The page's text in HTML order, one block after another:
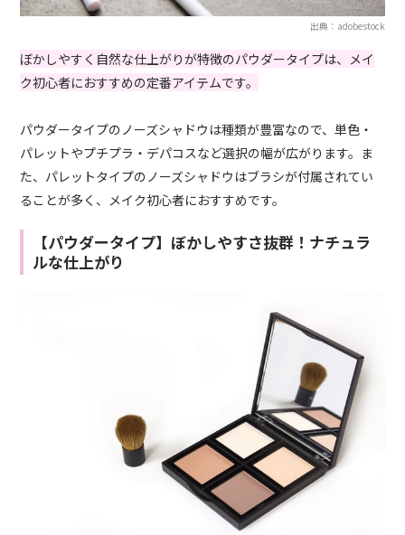
出典：adobestock
ぼかしやすく自然な仕上がりが特徴のパウダータイプは、メイ
ク初心者におすすめの定番アイテムです。
パウダータイプのノーズシャドウは種類が豊富なので、単色・
パレットやプチプラ・デパコスなど選択の幅が広がります。ま
た、パレットタイプのノーズシャドウはブラシが付属されてい
ることが多く、メイク初心者におすすめです。
【パウダータイプ】ぼかしやすさ抜群！ナチュラ
ルな仕上がり